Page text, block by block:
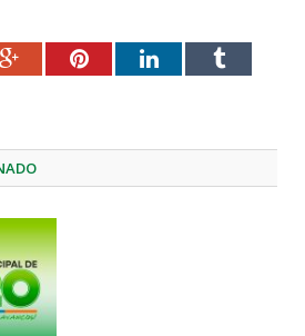
Google+PinterestLinkedInTumblr